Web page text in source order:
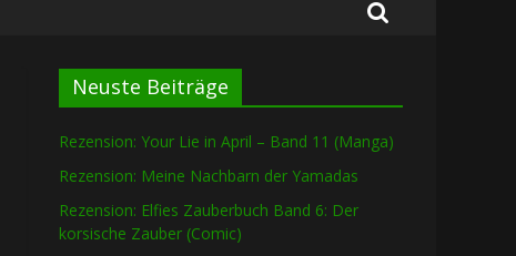
Neuste Beiträge
Rezension: Your Lie in April – Band 11 (Manga)
Rezension: Meine Nachbarn der Yamadas
Rezension: Elfies Zauberbuch Band 6: Der
korsische Zauber (Comic)